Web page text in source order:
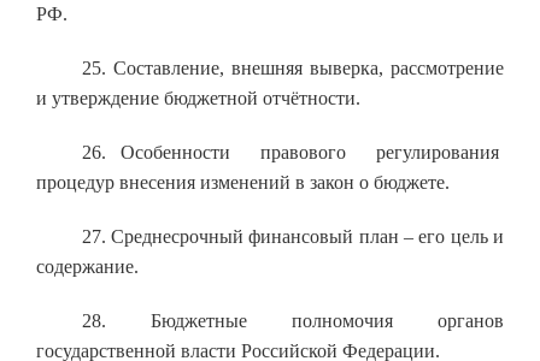
РФ.
25. Составление, внешняя выверка, рассмотрение
и утверждение бюджетной отчётности.
26. Особенности правового регулирования
процедур внесения изменений в закон о бюджете.
27. Среднесрочный финансовый план – его цель и
содержание.
28. Бюджетные полномочия органов
государственной власти Российской Федерации.